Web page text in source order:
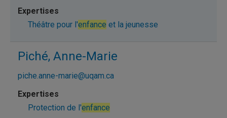
Théâtre pour l'enfance et la jeunesse
Piché, Anne-Marie
piche.anne-marie@uqam.ca
Protection de l'enfance